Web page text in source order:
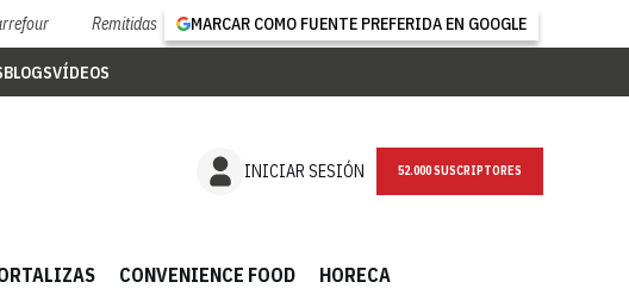
Remitidas MARCAR COMO FUENTE PREFERIDA EN GOOGLE
BLOGSVÍDEOS
INICIAR SESIÓN NEWSLETTER
CONVENIENCE FOOD HORECA